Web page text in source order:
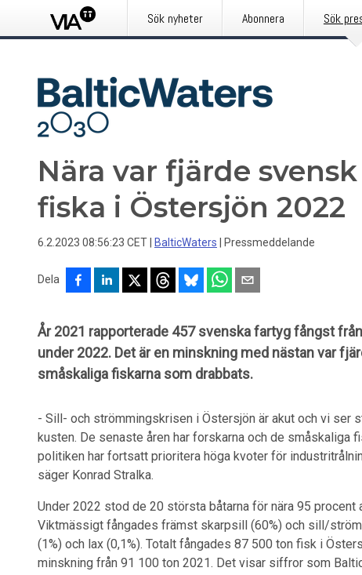
Sök nyheter Abonnera Sök
Nära var fjärde
fiska i Östersjön 2022
6.2.2023 08:56:23 CET BalticWaters Pressmeddelande
Dela
År 2021 rapporterade 457 svenska fartyg fångst
under 2022. Det är en minskning med nästan var
småskaliga fiskarna som drabbats.
- Sill- och strömmingskrisen i Östersjön är akut och vi ser
kusten. De senaste åren har forskarna och de småskaliga
politiken har fortsatt prioritera höga kvoter för
säger Konrad Stralka.
Under 2022 stod de 20 största båtarna för nära 95
Viktmässigt fångades främst skarpsill (60%) och sill/
(1%) och lax (0,1%). Totalt fångades 87 500 ton fisk i
minskning från 91 100 ton 2021. Det visar siffror som